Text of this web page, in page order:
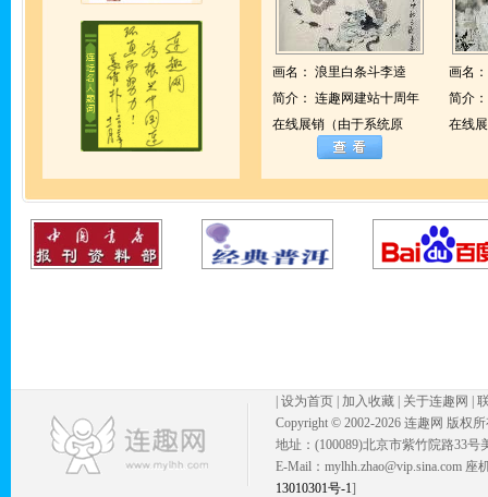
画名： 浪里白条斗李逵
简介： 连趣网建站十周年
在线展销（由于系统原
画名
简介
在线
设为首页 加入收藏 关于连趣网
Copyright © 2002-2026 连趣网 版权
地址：(100089)北京市紫竹院路33号
E-Mail：mylhh.zhao@vip.sina.com
13010301号-1]